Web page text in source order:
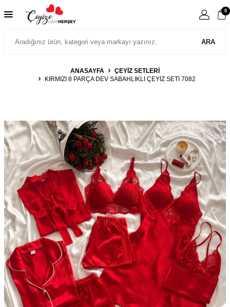
ARA
0
ANASAYFA
ÇEYİZ SETLERİ
KIRMIZI 8 PARÇA DEV SABAHLIKLI ÇEYIZ SETI 7082